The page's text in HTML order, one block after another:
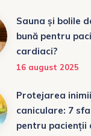
Sauna și bolile
bună pentru
cardiaci?
16 august 2025
Protejarea
caniculare: 7
pentru pacienții